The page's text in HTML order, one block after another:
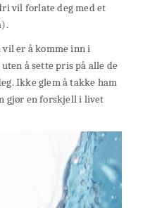
vil forlate deg med et
er å komme inn i
å sette pris på alle de
Ikke glem å takke ham
gjør en forskjell i livet